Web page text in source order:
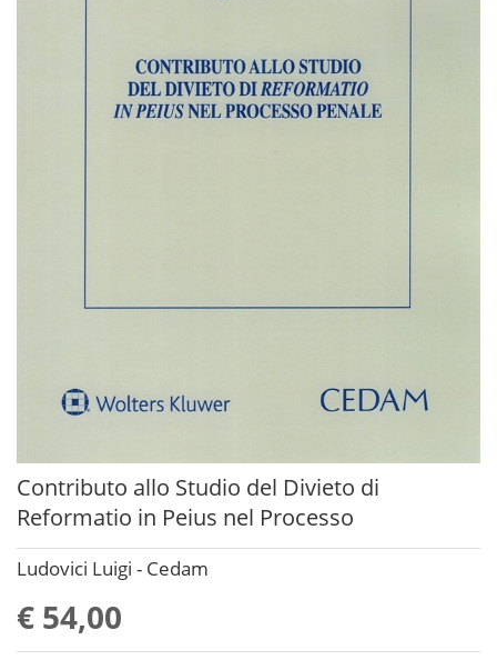
Contributo allo Studio del Divieto di
Reformatio in Peius nel Processo
Ludovici Luigi - Cedam
€ 54,00